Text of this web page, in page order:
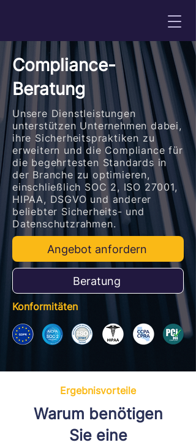
Compliance-
Beratung
Unsere Dienstleistungen
unterstützen Unternehmen dabei,
ihre Sicherheitspraktiken zu
erweitern und die Compliance für
die begehrtesten Standards in
der Branche zu optimieren,
einschließlich SOC 2, ISO 27001,
HIPAA, DSGVO und anderer
beliebter Sicherheits- und
Datenschutzrahmen.
Angebot anfordern
Beratung
Konformitäten
Ergebnisvorteile
Warum benötigen
Sie eine